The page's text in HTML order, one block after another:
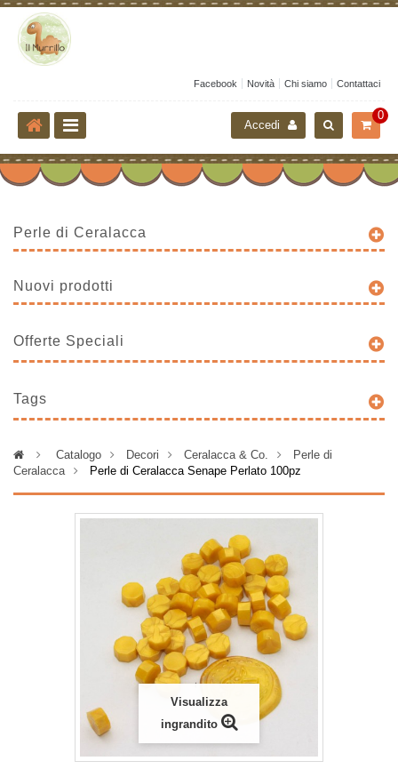
Facebook Novità Chi siamo Contattaci
0
Accedi
Perle di Ceralacca
Nuovi prodotti
Offerte Speciali
Tags
> Catalogo > Decori > Ceralacca & Co. >
Perle di
Ceralacca
> Perle di Ceralacca Senape Perlato 100pz
Visualizza
ingrandito